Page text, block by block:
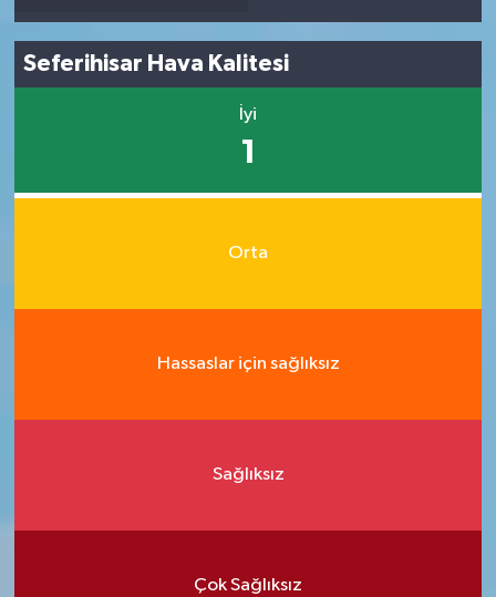
Seferihisar Hava Kalitesi
İyi
1
Orta
Hassaslar için sağlıksız
Sağlıksız
Çok Sağlıksız